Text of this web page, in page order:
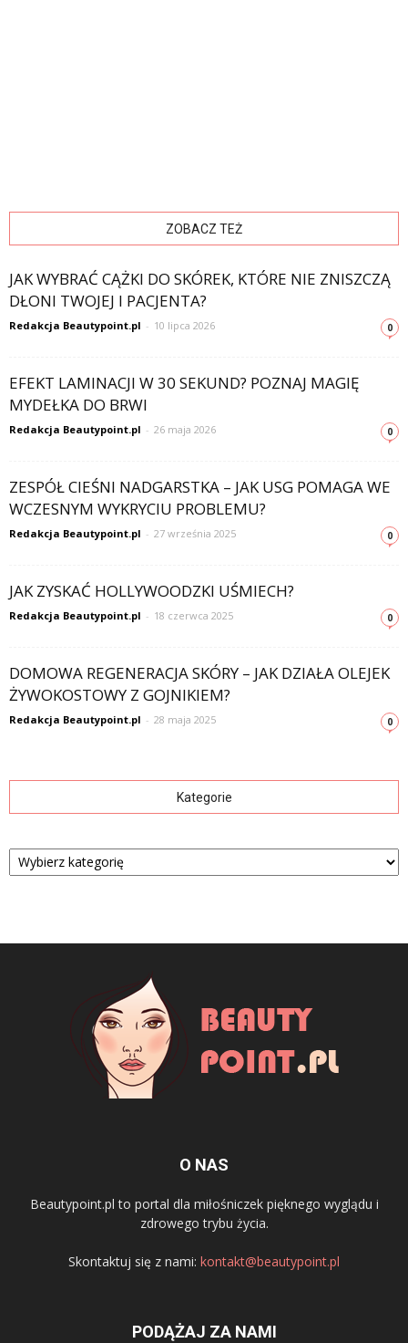
ZOBACZ TEŻ
JAK WYBRAĆ CĄŻKI DO SKÓREK, KTÓRE NIE ZNISZCZĄ
DŁONI TWOJEJ I PACJENTA?
Redakcja Beautypoint.pl - 10 lipca 2026 0
EFEKT LAMINACJI W 30 SEKUND? POZNAJ MAGIĘ
MYDEŁKA DO BRWI
Redakcja Beautypoint.pl - 26 maja 2026 0
ZESPÓŁ CIEŚNI NADGARSTKA – JAK USG POMAGA WE
WCZESNYM WYKRYCIU PROBLEMU?
Redakcja Beautypoint.pl - 27 września 2025 0
JAK ZYSKAĆ HOLLYWOODZKI UŚMIECH?
Redakcja Beautypoint.pl - 18 czerwca 2025 0
DOMOWA REGENERACJA SKÓRY – JAK DZIAŁA OLEJEK
ŻYWOKOSTOWY Z GOJNIKIEM?
Redakcja Beautypoint.pl - 28 maja 2025 0
Kategorie
Kategorie
O NAS
Beautypoint.pl to portal dla miłośniczek pięknego wyglądu i
zdrowego trybu życia.
Skontaktuj się z nami: kontakt@beautypoint.pl
PODĄŻAJ ZA NAMI